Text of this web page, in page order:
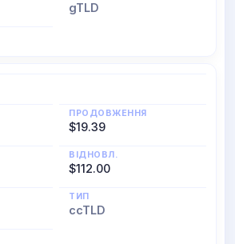
gTLD
ПРОДОВЖЕННЯ
$19.39
ВІДНОВЛ.
$112.00
ТИП
ccTLD